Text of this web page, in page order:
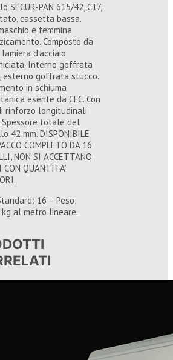
SECUR-PAN 615/42, C17,
cassetta bassa.
e femmina
Composto da
d’acciaio
Interno goffrata
esterno goffrata stucco.
in schiuma
esente da CFC. Con
rinforzo longitudinali
Spessore totale del
42 mm. DISPONIBILE
COMPLETO DA 16
NON SI ACCETTANO
CON QUANTITA’
16 – Peso:
kg al metro lineare.